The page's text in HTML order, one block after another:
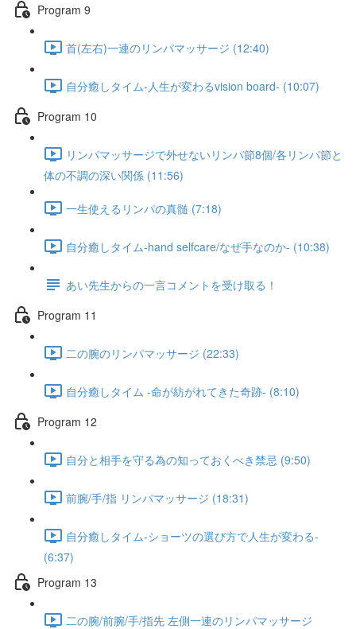
Program 9
首(左右)一連のリンパマッサージ (12:40)
自分癒しタイム-人生が変わるvision board- (10:07)
Program 10
リンパマッサージで外せないリンパ節8個/各リンパ節と
体の不調の深い関係 (11:56)
一生使えるリンパの真髄 (7:18)
自分癒しタイム-hand selfcare/なぜ手なのか- (10:38)
あい先生からの一言コメントを受け取る！
Program 11
二の腕のリンパマッサージ (22:33)
自分癒しタイム -命が紡がれてきた奇跡- (8:10)
Program 12
自分と相手を守る為の知っておくべき禁忌 (9:50)
前腕/手/指 リンパマッサージ (18:31)
自分癒しタイム-ショーツの選び方で人生が変わる-
(6:37)
Program 13
二の腕/前腕/手/指先 左側一連のリンパマッサージ